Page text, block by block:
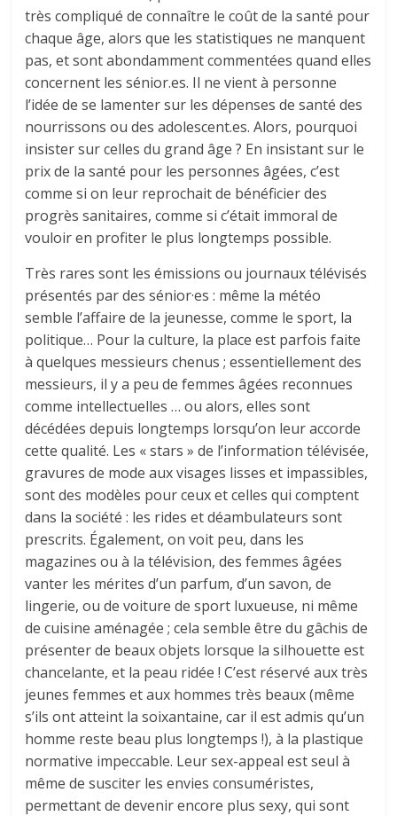
très compliqué de connaître le coût de la santé pour
chaque âge, alors que les statistiques ne manquent
pas, et sont abondamment commentées quand elles
concernent les sénior.es. Il ne vient à personne
l’idée de se lamenter sur les dépenses de santé des
nourrissons ou des adolescent.es. Alors, pourquoi
insister sur celles du grand âge ? En insistant sur le
prix de la santé pour les personnes âgées, c’est
comme si on leur reprochait de bénéficier des
progrès sanitaires, comme si c’était immoral de
vouloir en profiter le plus longtemps possible.
Très rares sont les émissions ou journaux télévisés
présentés par des sénior·es : même la météo
semble l’affaire de la jeunesse, comme le sport, la
politique… Pour la culture, la place est parfois faite
à quelques messieurs chenus ; essentiellement des
messieurs, il y a peu de femmes âgées reconnues
comme intellectuelles … ou alors, elles sont
décédées depuis longtemps lorsqu’on leur accorde
cette qualité. Les « stars » de l’information télévisée,
gravures de mode aux visages lisses et impassibles,
sont des modèles pour ceux et celles qui comptent
dans la société : les rides et déambulateurs sont
prescrits. Également, on voit peu, dans les
magazines ou à la télévision, des femmes âgées
vanter les mérites d’un parfum, d’un savon, de
lingerie, ou de voiture de sport luxueuse, ni même
de cuisine aménagée ; cela semble être du gâchis de
présenter de beaux objets lorsque la silhouette est
chancelante, et la peau ridée ! C’est réservé aux très
jeunes femmes et aux hommes très beaux (même
s’ils ont atteint la soixantaine, car il est admis qu’un
homme reste beau plus longtemps !), à la plastique
normative impeccable. Leur sex-appeal est seul à
même de susciter les envies consuméristes,
permettant de devenir encore plus sexy, qui sont